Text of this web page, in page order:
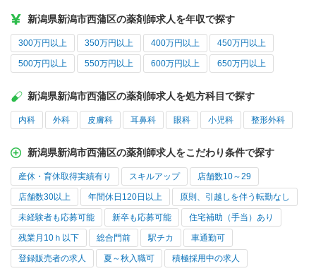
新潟県新潟市西蒲区の薬剤師求人を年収で探す
300万円以上 350万円以上 400万円以上 450万円以上
500万円以上 550万円以上 600万円以上 650万円以上
新潟県新潟市西蒲区の薬剤師求人を処方科目で探す
内科 外科 皮膚科 耳鼻科 眼科 小児科 整形外科
新潟県新潟市西蒲区の薬剤師求人をこだわり条件で探す
産休・育休取得実績有り スキルアップ 店舗数10～29
店舗数30以上 年間休日120日以上 原則、引越しを伴う転勤なし
未経験者も応募可能 新卒も応募可能 住宅補助（手当）あり
残業月10ｈ以下 総合門前 駅チカ 車通勤可
登録販売者の求人 夏～秋入職可 積極採用中の求人